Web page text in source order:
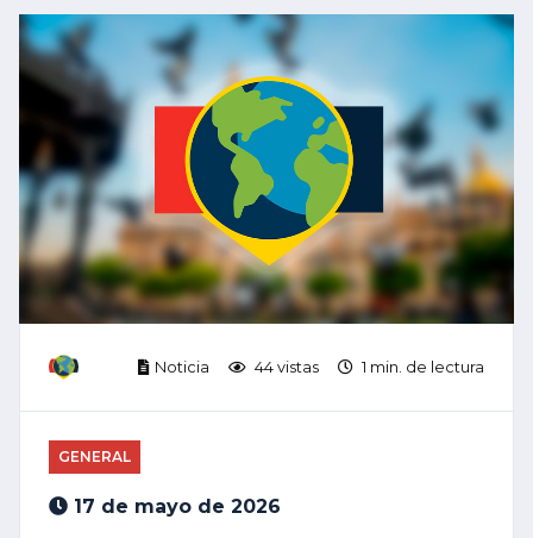
Noticia 44 vistas 1 min. de lectura
GENERAL
17 de mayo de 2026